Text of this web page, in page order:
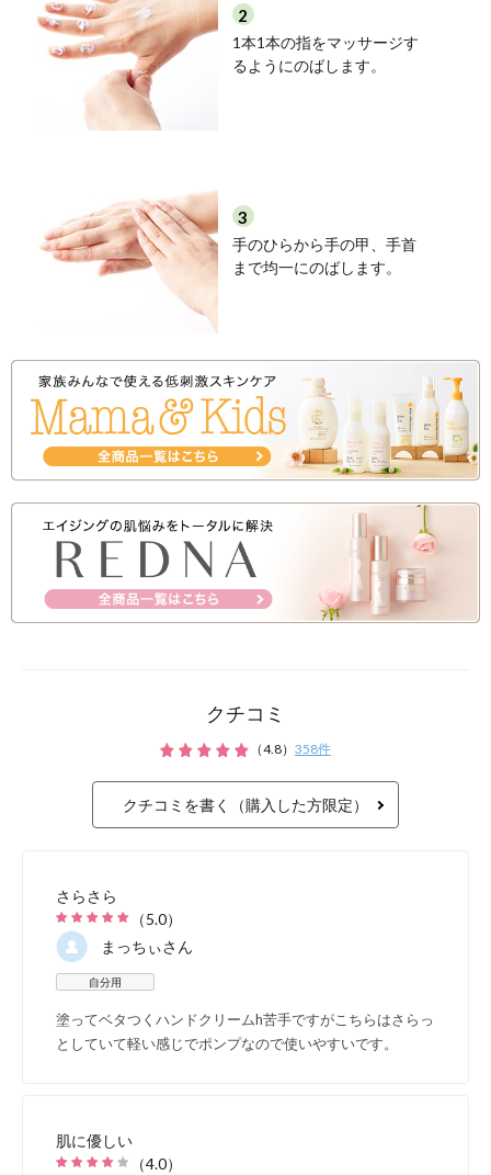
●弱酸性●鉱物油無添加
パラベ
●アルコール（エタノール）無添
●石油系界面活性剤無添加
水をはじいて高保湿！
◆水仕事が多いママに。
クチコミ
（4.8） 358件
クチコミを書く（購入した方限定）
さらさら
（5.0）
まっちぃさん
自分用
塗ってベタつくハンドクリームh苦手ですがこちらはさらっ
としていて軽い感じでポンプなので使いやすいです。
肌に優しい
（4.0）